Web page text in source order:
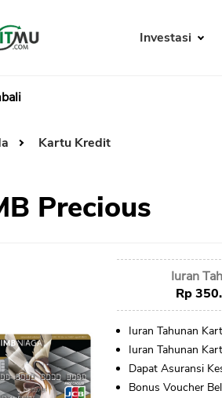
Investasi
Kartu Kredit
Precious
Iuran
Rp
Iuran Tahunan
Iuran Tahunan
Dapat Asuransi
Bonus Voucher